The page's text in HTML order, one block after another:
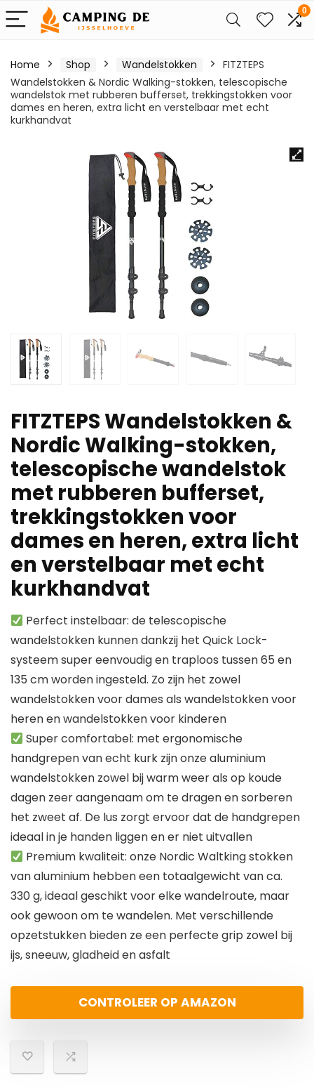
0
Home Shop Wandelstokken
FITZTEPS
Wandelstokken & Nordic Walking-stokken, telescopische
wandelstok met rubberen bufferset, trekkingstokken voor
dames en heren, extra licht en verstelbaar met echt
kurkhandvat
FITZTEPS Wandelstokken &
Nordic Walking-stokken,
telescopische wandelstok
met rubberen bufferset,
trekkingstokken voor
dames en heren, extra licht
en verstelbaar met echt
kurkhandvat
Perfect instelbaar: de telescopische
wandelstokken kunnen dankzij het Quick Lock-
systeem super eenvoudig en traploos tussen 65 en
135 cm worden ingesteld. Zo zijn het zowel
wandelstokken voor dames als wandelstokken voor
heren en wandelstokken voor kinderen
Super comfortabel: met ergonomische
handgrepen van echt kurk zijn onze aluminium
wandelstokken zowel bij warm weer als op koude
dagen zeer aangenaam om te dragen en sorberen
het zweet af. De lus zorgt ervoor dat de handgrepen
ideaal in je handen liggen en er niet uitvallen
Premium kwaliteit: onze Nordic Waltking stokken
van aluminium hebben een totaalgewicht van ca.
330 g, ideaal geschikt voor elke wandelroute, maar
ook gewoon om te wandelen. Met verschillende
opzetstukken bieden ze een perfecte grip zowel bij
ijs, sneeuw, gladheid en asfalt
CONTROLEER OP AMAZON